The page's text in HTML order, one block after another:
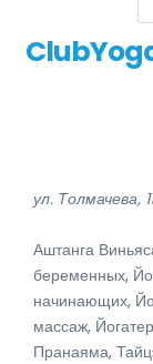
ул. Толмачева,
Аштанга
беременных,
начинающих,
массаж,
Пранаяма,